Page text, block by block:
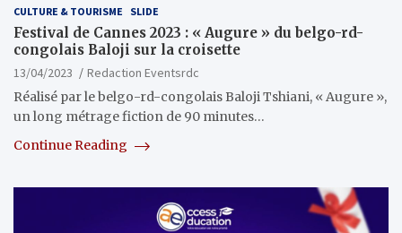
CULTURE & TOURISME SLIDE
Festival de Cannes 2023 : « Augure » du belgo-rd-
congolais Baloji sur la croisette
13/04/2023
Redaction Eventsrdc
Réalisé par le belgo-rd-congolais Baloji Tshiani, « Augure »,
un long métrage fiction de 90 minutes…
Continue Reading